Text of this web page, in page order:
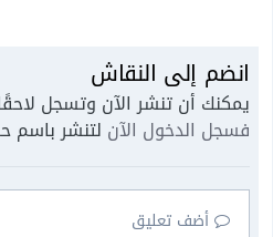
انضم إلى النقاش
يمكنك أن تنشر الآن وتسجل
فسجل الدخول الآن لتنشر باسم
أضف تعليق